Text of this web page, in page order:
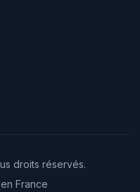
droits réservés.
France